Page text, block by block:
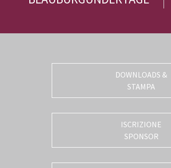
DOWNLOADS &
STAMPA
ISCRIZIONE
SPONSOR